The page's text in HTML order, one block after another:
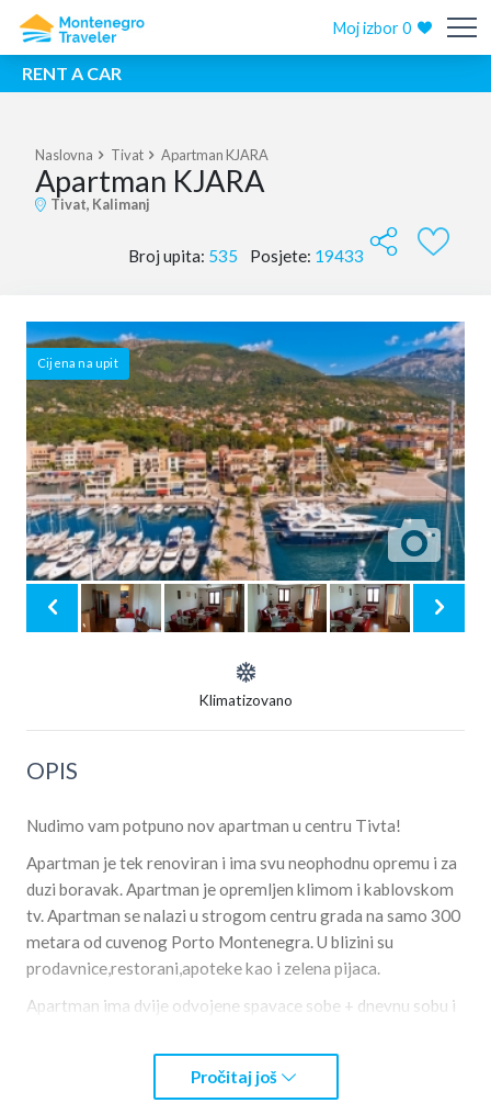
Moj izbor0
RENT A CAR
Naslovna Tivat Apartman KJARA
Apartman KJARA
Tivat, Kalimanj
Broj upita: 535 Posjete: 19433
Cijena na upit
Klimatizovano
OPIS
Nudimo vam potpuno nov apartman u centru Tivta!
Apartman je tek renoviran i ima svu neophodnu opremu i za
duzi boravak. Apartman je opremljen klimom i kablovskom
tv. Apartman se nalazi u strogom centru grada na samo 300
metara od cuvenog Porto Montenegra. U blizini su
prodavnice,restorani,apoteke kao i zelena pijaca.
Apartman ima dvije odvojene spavace sobe + dnevnu sobu i
Nazovite nas za rezervaciju ili posaljite upit i odgovoricemo
Pročitaj još